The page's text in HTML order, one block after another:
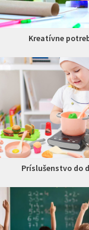
Kreatívne
Príslušenstvo do